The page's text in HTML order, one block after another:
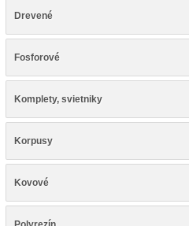
Drevené
Fosforové
Komplety, svietniky
Korpusy
Kovové